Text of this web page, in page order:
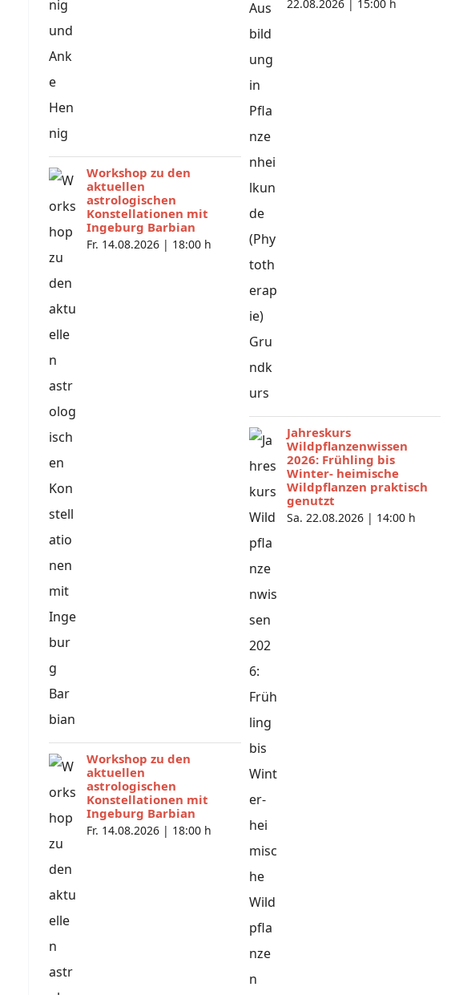
Workshop zu den
aktuellen
astrologischen
Konstellationen mit
Ingeburg Barbian
Fr. 14.08.2026 | 18:00 h
Workshop zu den
aktuellen
astrologischen
Konstellationen mit
Ingeburg Barbian
Fr. 14.08.2026 | 18:00 h
22.08.2026 | 15:00 h
Jahreskurs
Wildpflanzenwissen
2026: Frühling bis
Winter- heimische
Wildpflanzen praktisch
genutzt
Sa. 22.08.2026 | 14:00 h